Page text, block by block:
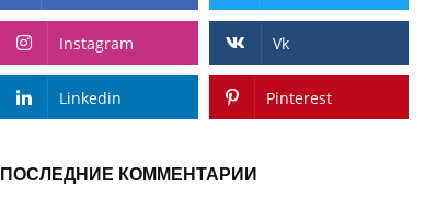
Instagram Vk
Linkedin Pinterest
ПОСЛЕДНИЕ КОММЕНТАРИИ